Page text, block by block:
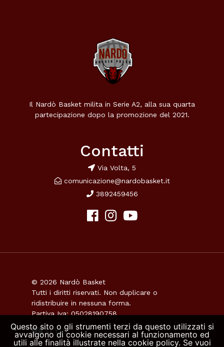
Il Nardò Basket milita in Serie A2, alla sua quarta
partecipazione dopo la promozione del 2021.
Contatti
Via Volta, 5
comunicazione@nardobasket.it
3892459456
© 2026 Nardò Basket
Tutti i diritti riservati. Non duplicare o
ridistribuire in nessuna forma.
Partiva Iva: 05028190758
Questo sito o gli strumenti terzi da questo utilizzati si
avvalgono di cookie necessari al funzionamento ed
utili alle finalità illustrate nella cookie policy. Se vuoi